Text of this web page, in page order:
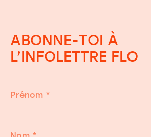
ABONNE-TOI À
L’INFOLETTRE FLO
Prénom *